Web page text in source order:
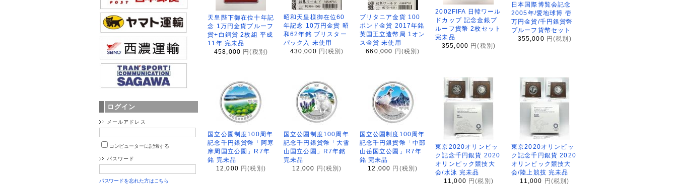
天皇陛下御在位十年記
念 1万円金貨プルーフ
貨+白銅貨 2枚組 平成
11年 完未品
458,000 円(税別)
昭和天皇様御在位60
年記念 10万円金貨 昭
和62年銘 ブリスター
パック入 未使用
430,000 円(税別)
ブリタニア金貨 100
ポンド金貨 2017年銘
英国王立造幣局 1オン
ス金貨 未使用
660,000 円(税別)
2002FIFA 日韓ワール
ドカップ 記念金銀プ
ルーフ貨幣 2枚セット
完未品
355,000 円(税別)
日本国際博覧会記念
2005年/愛地球博 壱
万円金貨/千円銀貨幣
プルーフ貨幣セット
355,000 円(税別)
国立公園制度100周年
記念千円銀貨幣「阿寒
摩周国立公園」R7年
銘 完未品
12,000 円(税別)
国立公園制度100周年
記念千円銀貨幣「大雪
山国立公園」R7年銘
完未品
12,000
円(税別)
国立公園制度100周年
記念千円銀貨幣「中部
山岳国立公園」R7年
銘 完未品
12,000 円(税別)
東京2020オリンピッ
ク記念千円銀貨 2020
オリンピック競技大
会/水泳 完未品
11,000 円(税別)
東京2020オリンピッ
ク記念千円銀貨 2020
オリンピック競技大
会/陸上競技 完未品
11,000
円(税別)
ログイン
メールアドレス
コンピューターに記憶する
パスワード
パスワードを忘れた方はこちら